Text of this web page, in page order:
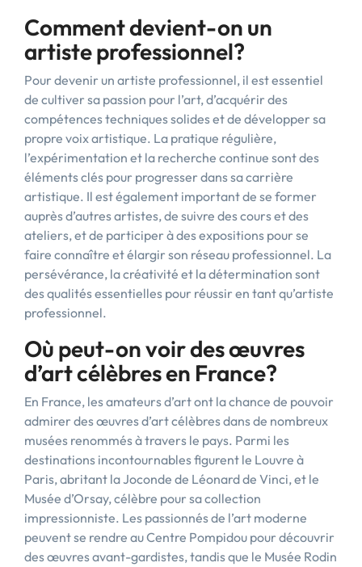
Comment devient-on un
artiste professionnel?
Pour devenir un artiste professionnel, il est essentiel
de cultiver sa passion pour l’art, d’acquérir des
compétences techniques solides et de développer sa
propre voix artistique. La pratique régulière,
l’expérimentation et la recherche continue sont des
éléments clés pour progresser dans sa carrière
artistique. Il est également important de se former
auprès d’autres artistes, de suivre des cours et des
ateliers, et de participer à des expositions pour se
faire connaître et élargir son réseau professionnel. La
persévérance, la créativité et la détermination sont
des qualités essentielles pour réussir en tant qu’artiste
professionnel.
Où peut-on voir des œuvres
d’art célèbres en France?
En France, les amateurs d’art ont la chance de pouvoir
admirer des œuvres d’art célèbres dans de nombreux
musées renommés à travers le pays. Parmi les
destinations incontournables figurent le Louvre à
Paris, abritant la Joconde de Léonard de Vinci, et le
Musée d’Orsay, célèbre pour sa collection
impressionniste. Les passionnés de l’art moderne
peuvent se rendre au Centre Pompidou pour découvrir
des œuvres avant-gardistes, tandis que le Musée Rodin